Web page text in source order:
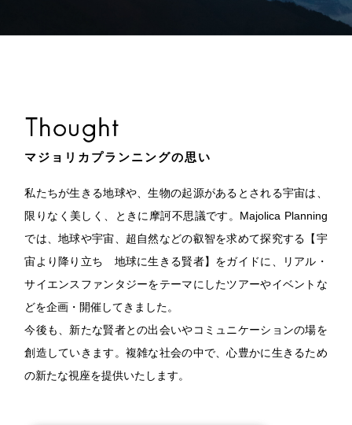
マジョリカプランニングの思い
私たちが生きる地球や、生物の起源があるとされる宇宙は、
限りなく美しく、ときに摩訶不思議です。Majolica Planning
では、地球や宇宙、超自然などの叡智を求めて探究する【宇
宙より降り立ち 地球に生きる賢者】をガイドに、リアル・
サイエンスファンタジーをテーマにしたツアーやイベントな
どを企画・開催してきました。
今後も、新たな賢者との出会いやコミュニケーションの場を
創造していきます。複雑な社会の中で、心豊かに生きるため
の新たな視座を提供いたします。